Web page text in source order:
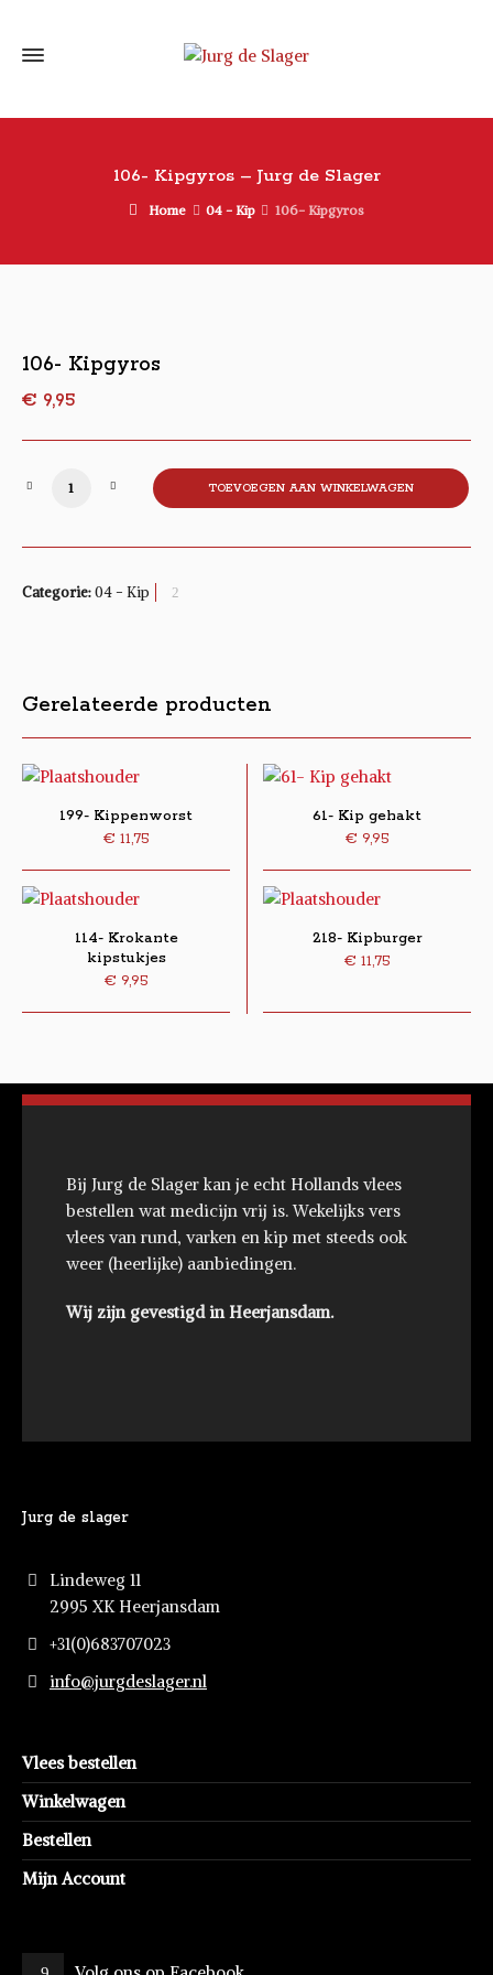
106- Kipgyros – Jurg de Slager
Home 04 - Kip 106- Kipgyros
106- Kipgyros
€ 9,95
106- Kipgyros aantal TOEVOEGEN AAN WINKELWAGEN
Categorie:04 - Kip
Gerelateerde producten
199- Kippenworst
€ 11,75
61- Kip gehakt
€ 9,95
114- Krokante
kipstukjes
€ 9,95
218- Kipburger
€ 11,75
Bij Jurg de Slager kan je echt Hollands vlees
bestellen wat medicijn vrij is. Wekelijks vers
vlees van rund, varken en kip met steeds ook
weer (heerlijke) aanbiedingen.
Wij zijn gevestigd in Heerjansdam.
Jurg de slager
Lindeweg 11
2995 XK Heerjansdam
+31(0)683707023
info@jurgdeslager.nl
Vlees bestellen
Winkelwagen
Bestellen
Mijn Account